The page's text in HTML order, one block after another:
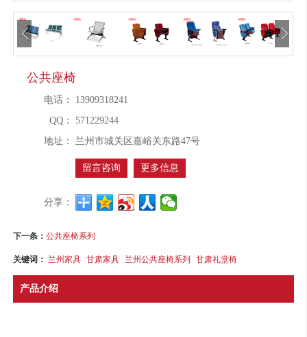
公共座椅
电话：
13909318241
QQ：
571229244
地址：
兰州市城关区嘉峪关东路47号
留言咨询 更多信息
分享：
下一条：公共座椅系列
关键词： 兰州家具 甘肃家具 兰州公共座椅系列 甘肃礼堂椅
产品介绍